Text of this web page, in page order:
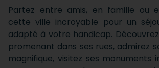
Partez entre amis, en famille ou
cette ville incroyable pour un
adapté à votre handicap.
promenant dans ses rues, admirez
magnifique, visitez ses monuments